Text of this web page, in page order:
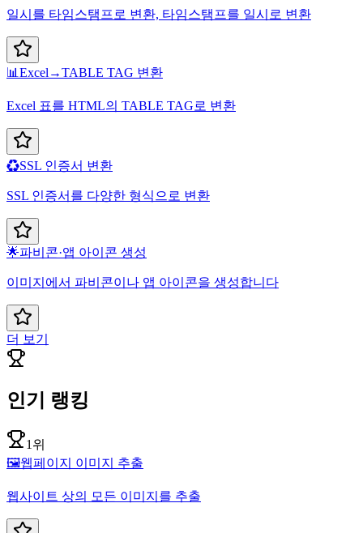
일시를 타임스탬프로 변환, 타임스탬프를 일시로 변환
📊 Excel→TABLE TAG 변환
Excel 표를 HTML의 TABLE TAG로 변환
♻️SSL 인증서 변환
SSL 인증서를 다양한 형식으로 변환
🌟파비콘·앱 아이콘 생성
이미지에서 파비콘이나 앱 아이콘을 생성합니다
더 보기
인기 랭킹
1위
🖼️웹페이지 이미지 추출
웹사이트 상의 모든 이미지를 추출